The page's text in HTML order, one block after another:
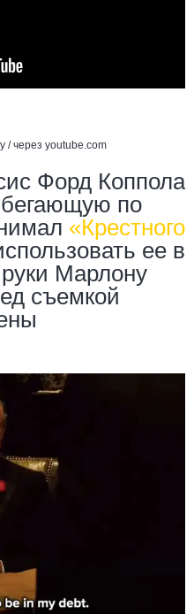
/ через youtube.com
Форд Коппола
по
«Крестного
ее в
Марлону
съемкой